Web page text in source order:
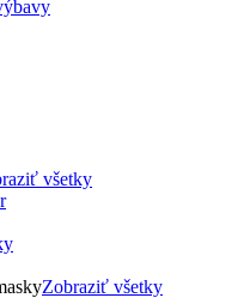
všetky
Zobraziť všetky